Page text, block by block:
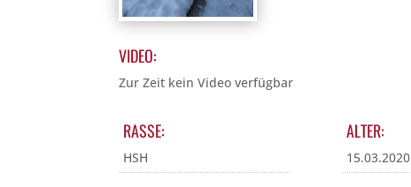
VIDEO:
Zur Zeit kein Video verfügbar
RASSE:
HSH
ALTER:
15.03.2020